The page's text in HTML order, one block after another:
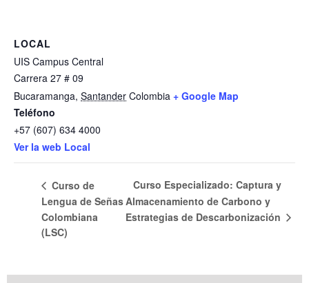
LOCAL
UIS Campus Central
Carrera 27 # 09
Bucaramanga, Santander Colombia + Google Map
Teléfono
+57 (607) 634 4000
Ver la web Local
Curso de
Lengua de Señas
Colombiana
(LSC)
Curso Especializado: Captura y
Almacenamiento de Carbono y
Estrategias de Descarbonización